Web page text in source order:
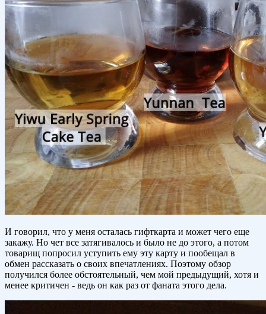
И говорил, что у меня осталась гифткарта и может чего еще
закажу. Но чет все затягивалось и было не до этого, а потом
товарищ попросил уступить ему эту карту и пообещал в
обмен рассказать о своих впечатлениях. Поэтому обзор
получился более обстоятельный, чем мой предыдущий, хотя и
менее критичен - ведь он как раз от фаната этого дела.